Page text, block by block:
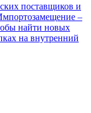
поставщиков и
–
найти новых
на внутренний